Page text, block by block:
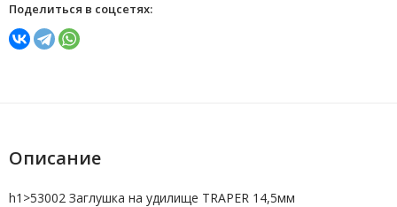
Поделиться в соцсетях:
Описание
h1>53002 Заглушка на удилище TRAPER 14,5мм